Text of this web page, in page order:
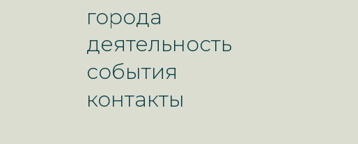
контакты
деятельность
события
города